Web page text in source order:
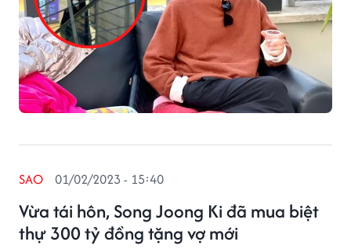
Vừa tái hôn, Song Joong Ki đã mua biệt
thự 300 tỷ đồng tặng vợ mới
SAO 01/02/2023 - 15:40